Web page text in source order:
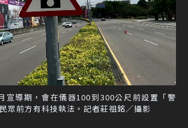
宣導期，會在儀器100到300公尺前設置「警
眾前方有科技執法。記者莊祖銘／攝影